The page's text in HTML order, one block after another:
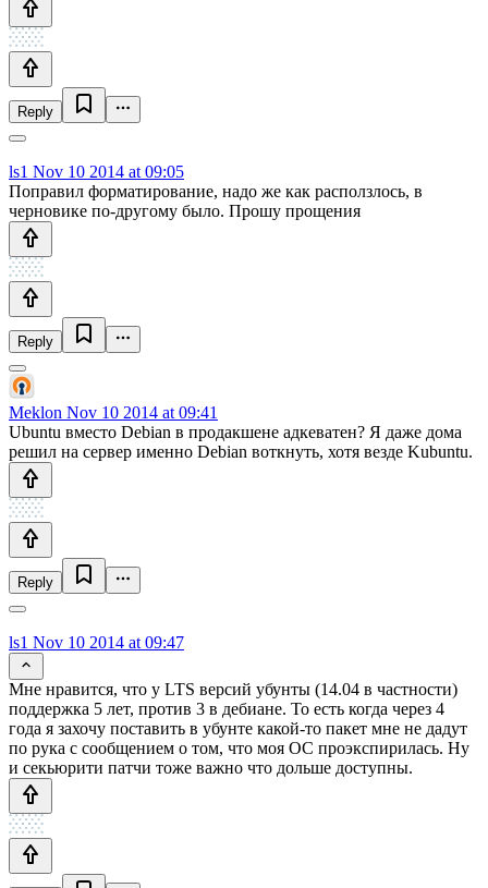
Reply
ls1 Nov 10 2014 at 09:05
Поправил форматирование, надо же как расползлось, в
черновике по-другому было. Прошу прощения
Reply
Meklon Nov 10 2014 at 09:41
Ubuntu вместо Debian в продакшене адкеватен? Я даже дома
решил на сервер именно Debian воткнуть, хотя везде Kubuntu.
Reply
ls1 Nov 10 2014 at 09:47
Мне нравится, что у LTS версий убунты (14.04 в частности)
поддержка 5 лет, против 3 в дебиане. То есть когда через 4
года я захочу поставить в убунте какой-то пакет мне не дадут
по рука с сообщением о том, что моя ОС проэкспирилась. Ну
и секьюрити патчи тоже важно что дольше доступны.